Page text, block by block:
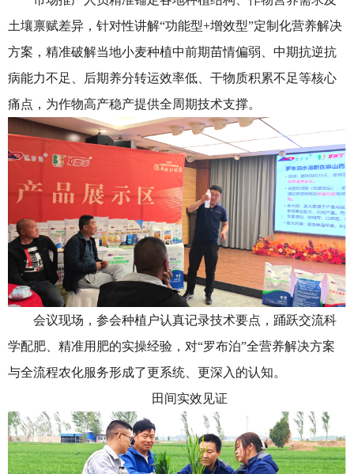
土壤禀赋差异，针对性讲解“功能型+增效型”定制化营养解决
方案，精准破解当地小麦种植中前期苗情偏弱、中期抗逆抗
病能力不足、后期养分转运效率低、干物质积累不足等核心
痛点，为作物高产稳产提供全周期技术支撑。
会议现场，参会种植户认真记录技术要点，踊跃交流科
学配肥、精准用肥的实操经验，对“罗布泊”全营养解决方案
与全流程农化服务形成了更系统、更深入的认知。
田间实效见证